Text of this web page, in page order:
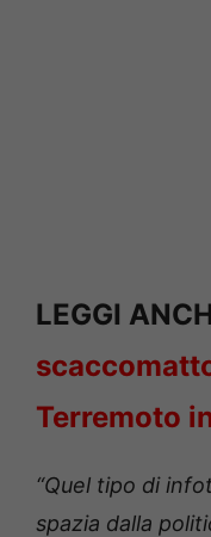
LEGGI
scaccomatto
Terremoto
“Quel tipo di
spazia dalla